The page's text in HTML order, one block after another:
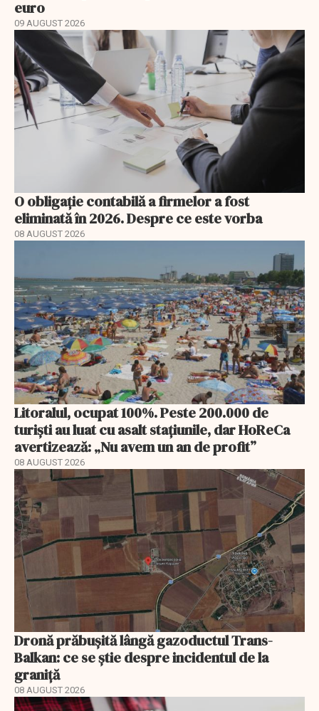
euro
09 AUGUST 2026
O obligație contabilă a firmelor a fost
eliminată în 2026. Despre ce este vorba
08 AUGUST 2026
Litoralul, ocupat 100%. Peste 200.000 de
turiști au luat cu asalt stațiunile, dar HoReCa
avertizează: „Nu avem un an de profit”
08 AUGUST 2026
Dronă prăbușită lângă gazoductul Trans-
Balkan: ce se știe despre incidentul de la
graniță
08 AUGUST 2026